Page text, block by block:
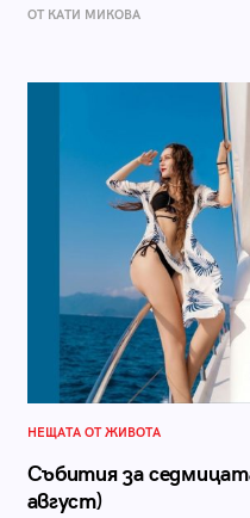
ОТ КАТИ МИКОВА
НЕЩАТА ОТ ЖИВОТА
Събития за
август)